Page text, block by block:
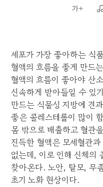
세포가 가장 좋아하는 식
혈액의 흐름을 좋게 만드
혈액의 흐름이 좋아야 산
신속하게 받아들일 수 있
만드는 식물성 지방에 견
좋은 콜레스테롤이 많이
몸 밖으로 배출하고 혈관
진득한 혈액은 모세혈관
없는데, 이로 인해 신체의
찾아온다. 노안, 탈모, 무
초기 노화 현상이다.